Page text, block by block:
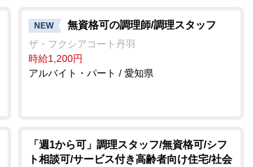
t
e
NEW 無資格可の調理師/調理スタッフ
ザ・フクシアコート丹羽
時給1,200円
アルバイト・パート / 愛知県
「週1から可」調理スタッフ/無資格可/シフ
ト相談可/サービス付き高齢者向け住宅/社会